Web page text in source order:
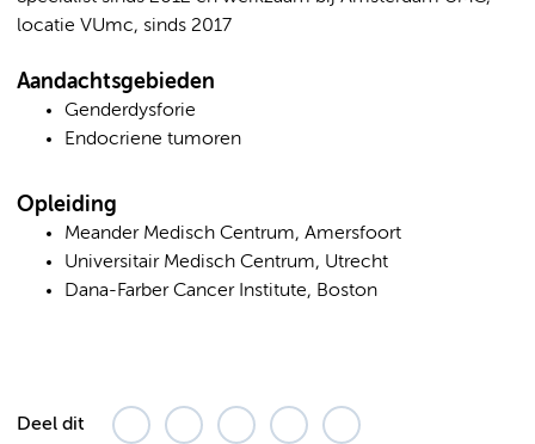
locatie VUmc, sinds 2017
Aandachtsgebieden
Genderdysforie
Endocriene tumoren
Opleiding
Meander Medisch Centrum, Amersfoort
Universitair Medisch Centrum, Utrecht
Dana-Farber Cancer Institute, Boston
Deel dit